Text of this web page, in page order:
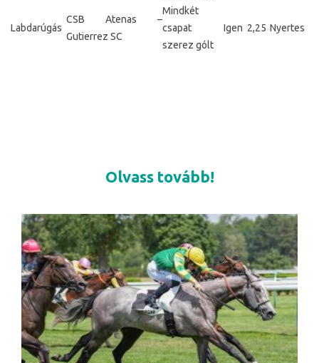
Labdarúgás
CSB Atenas –
Gutierrez SC
Mindkét
csapat
szerez gólt
Igen 2,25 Nyertes
Olvass tovább!